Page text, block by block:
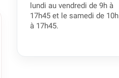
lundi au vendredi de 9h à
17h45 et le samedi de 10h
à 17h45.